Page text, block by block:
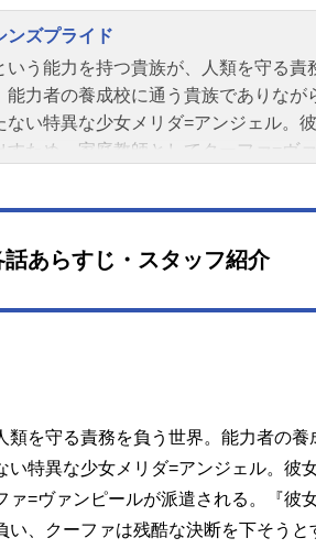
ンズプライド
いう能力を持つ貴族が、人類を守る責
能力者の養成校に通う貴族でありなが
ない特異な少女メリダ=アンジェル。
すため、家庭教師としてクーファ=ヴァ
を背負い－－。能力が全ての社会、報
のだが……。「オレに命を預けてみま
かけて、少女の価値を世界に示せ！作
野友樹メリダ＝アンジェル：楠木とも
ンジェル：石川由依ロゼッティ＝プリ
里奈ネルヴァ＝マルティーリョ：佐倉
ラ・モール：内田真礼サラシャ＝シク
ず未ウィリアム・ジン：鈴木達央オヤ
あらすじ・スタッフ紹介
を守る責務を負う世界。能力者の養
い特異な少女メリダ=アンジェル。彼
ァ=ヴァンピールが派遣される。『彼
い、クーファは残酷な決断を下そうと